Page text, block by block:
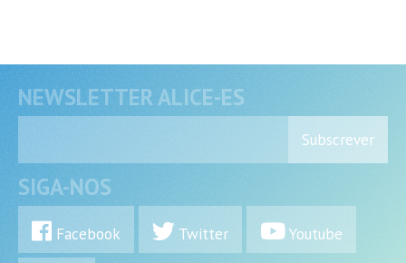
NEWSLETTER ALICE-ES
Subscrever
SIGA-NOS
Facebook Twitter Youtube